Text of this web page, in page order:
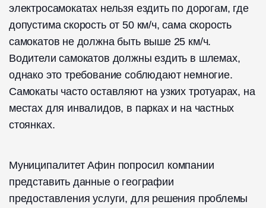
электросамокатах нельзя ездить по дорогам, где
допустима скорость от 50 км/ч, сама скорость
самокатов не должна быть выше 25 км/ч.
Водители самокатов должны ездить в шлемах,
однако это требование соблюдают немногие.
Самокаты часто оставляют на узких тротуарах, на
местах для инвалидов, в парках и на частных
стоянках.
Муниципалитет Афин попросил компании
представить данные о географии
предоставления услуги, для решения проблемы